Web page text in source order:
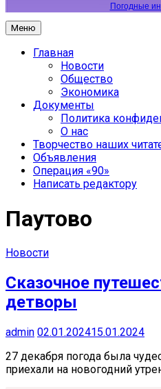
Погодные
Меню
Главная
Новости
Общество
Экономика
Документы
Политика
О нас
Творчество наших
Объявления
Операция «90»
Написать редактору
Паутово
Новости
Сказочное
детворы
admin 02.01.202415.01.2024
27 декабря погода была
приехали на новогодний